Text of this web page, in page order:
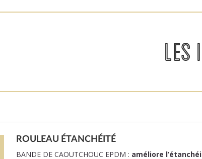
LES
ROULEAU ÉTANCHÉITÉ
BANDE DE CAOUTCHOUC EPDM : améliore